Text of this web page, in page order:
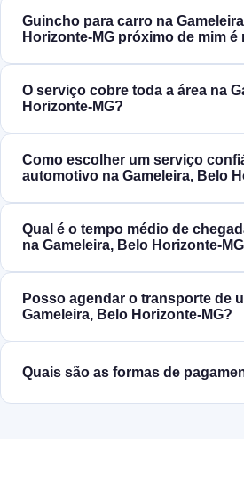
Guincho para carro na
Horizonte‑MG próximo de mim é
O serviço cobre toda a área na
Horizonte‑MG?
Como escolher um serviço
automotivo na Gameleira, Belo
Qual é o tempo médio de
na Gameleira, Belo
Posso agendar o transporte de
Gameleira, Belo Horizonte‑MG?
Quais são as formas de